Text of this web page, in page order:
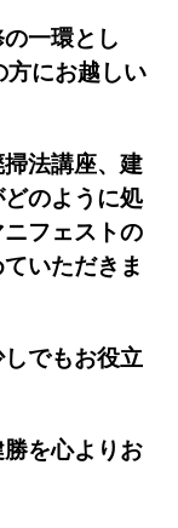
一環とし
方にお越しい
法講座、建
のように処
フェストの
いただきま
でもお役立
を心よりお